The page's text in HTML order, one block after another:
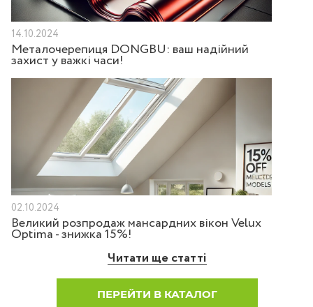
14.10.2024
Металочерепиця DONGBU: ваш надійний
захист у важкі часи!
02.10.2024
Великий розпродаж мансардних вікон Velux
Optima - знижка 15%!
Читати ще статті
ПЕРЕЙТИ В КАТАЛОГ